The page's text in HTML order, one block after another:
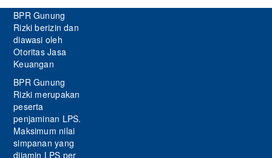
BPR Gunung
Rizki berizin dan
diawasi oleh
Otoritas Jasa
Keuangan
BPR Gunung
Rizki merupakan
peserta
penjaminan LPS.
Maksimum nilai
simpanan yang
dijamin LPS per